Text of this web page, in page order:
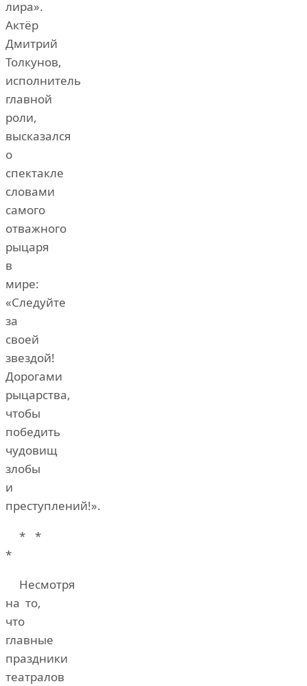
лира».
Актёр
Дмитрий
Толкунов,
исполнитель
главной
роли,
высказался
о
спектакле
словами
самого
отважного
рыцаря
в
мире:
«Следуйте
за
своей
звездой!
Дорогами
рыцарства,
чтобы
победить
чудовищ
злобы
и
преступлений!».
* *
*
Несмотря
на то,
что
главные
праздники
театралов